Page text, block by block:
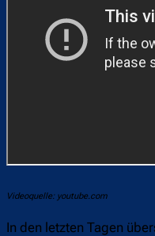
Videoquelle: youtube.com
In den letzten Tagen